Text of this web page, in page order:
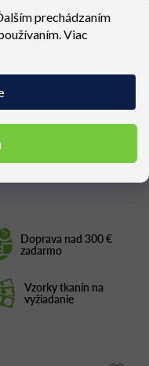
prechádzaním
Viac
Doprava nad 300 €
zadarmo
Vzorky tkanín na
vyžiadanie
týždne)
1 375,94 €